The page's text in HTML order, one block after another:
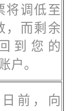
将调低至
，而剩余
到您的
户。
前，向